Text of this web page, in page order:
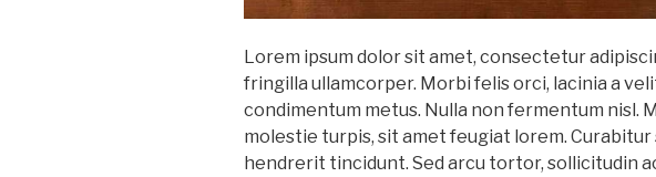
Lorem ipsum dolor sit amet, consectetur
fringilla ullamcorper. Morbi felis orci, lacinia a
condimentum metus. Nulla non fermentum nisl.
molestie turpis, sit amet feugiat lorem.
hendrerit tincidunt. Sed arcu tortor, sollicitudin